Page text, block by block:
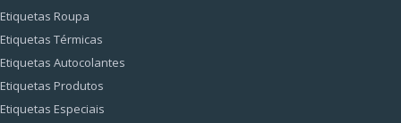
Etiquetas Roupa
Etiquetas Térmicas
Etiquetas Autocolantes
Etiquetas Produtos
Etiquetas Especiais